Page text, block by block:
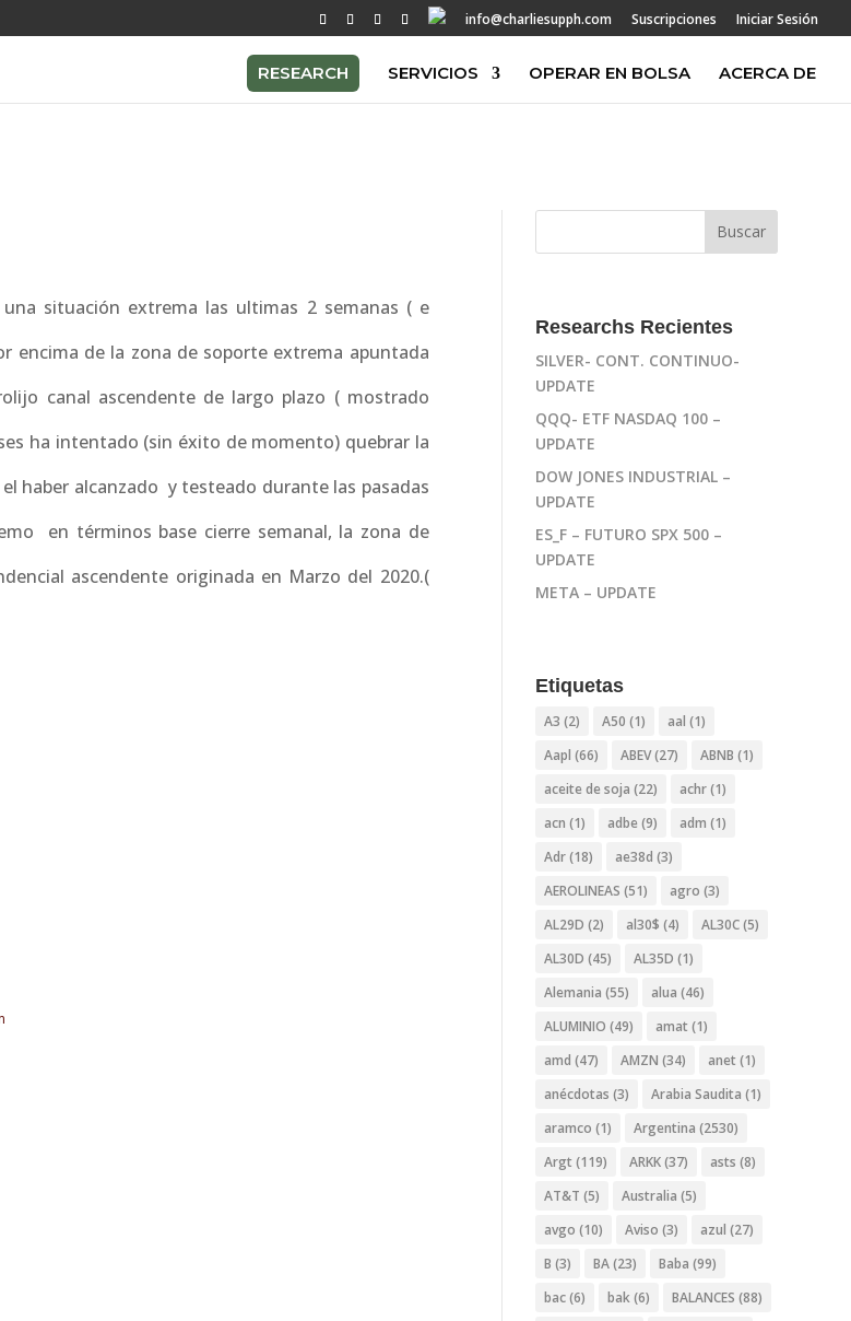
info@charliesupph.com Suscripciones Iniciar Sesión
RESEARCH SERVICIOS OPERAR EN BOLSA ACERCA DE
situación extrema las ultimas 2 semanas ( e
encima de la zona de soporte extrema apuntada
canal ascendente de largo plazo ( mostrado
ha intentado (sin éxito de momento) quebrar la
haber alcanzado y testeado durante las pasadas
en términos base cierre semanal, la zona de
ascendente originada en Marzo del 2020.(
Researchs Recientes
SILVER- CONT. CONTINUO-
UPDATE
QQQ- ETF NASDAQ 100 –
UPDATE
DOW JONES INDUSTRIAL –
UPDATE
ES_F – FUTURO SPX 500 –
UPDATE
META – UPDATE
Etiquetas
A3 (2) A50 (1) aal (1)
Aapl (66) ABEV(27) ABNB (1)
aceite de soja (22) achr(1)
acn (1) adbe (9) adm (1)
Adr(18) ae38d (3)
AEROLINEAS (51) agro (3)
AL29D (2) al30$ (4) AL30C(5)
AL30D (45) AL35D (1)
Alemania (55) alua (46)
ALUMINIO (49) amat (1)
amd (47) AMZN (34) anet (1)
anécdotas (3) Arabia Saudita (1)
aramco (1) Argentina (2530)
Argt (119) ARKK(37) asts (8)
AT&T (5) Australia (5)
avgo (10) Aviso (3) azul (27)
B (3) BA(23) Baba (99)
bac(6) bak(6) BALANCES (88)